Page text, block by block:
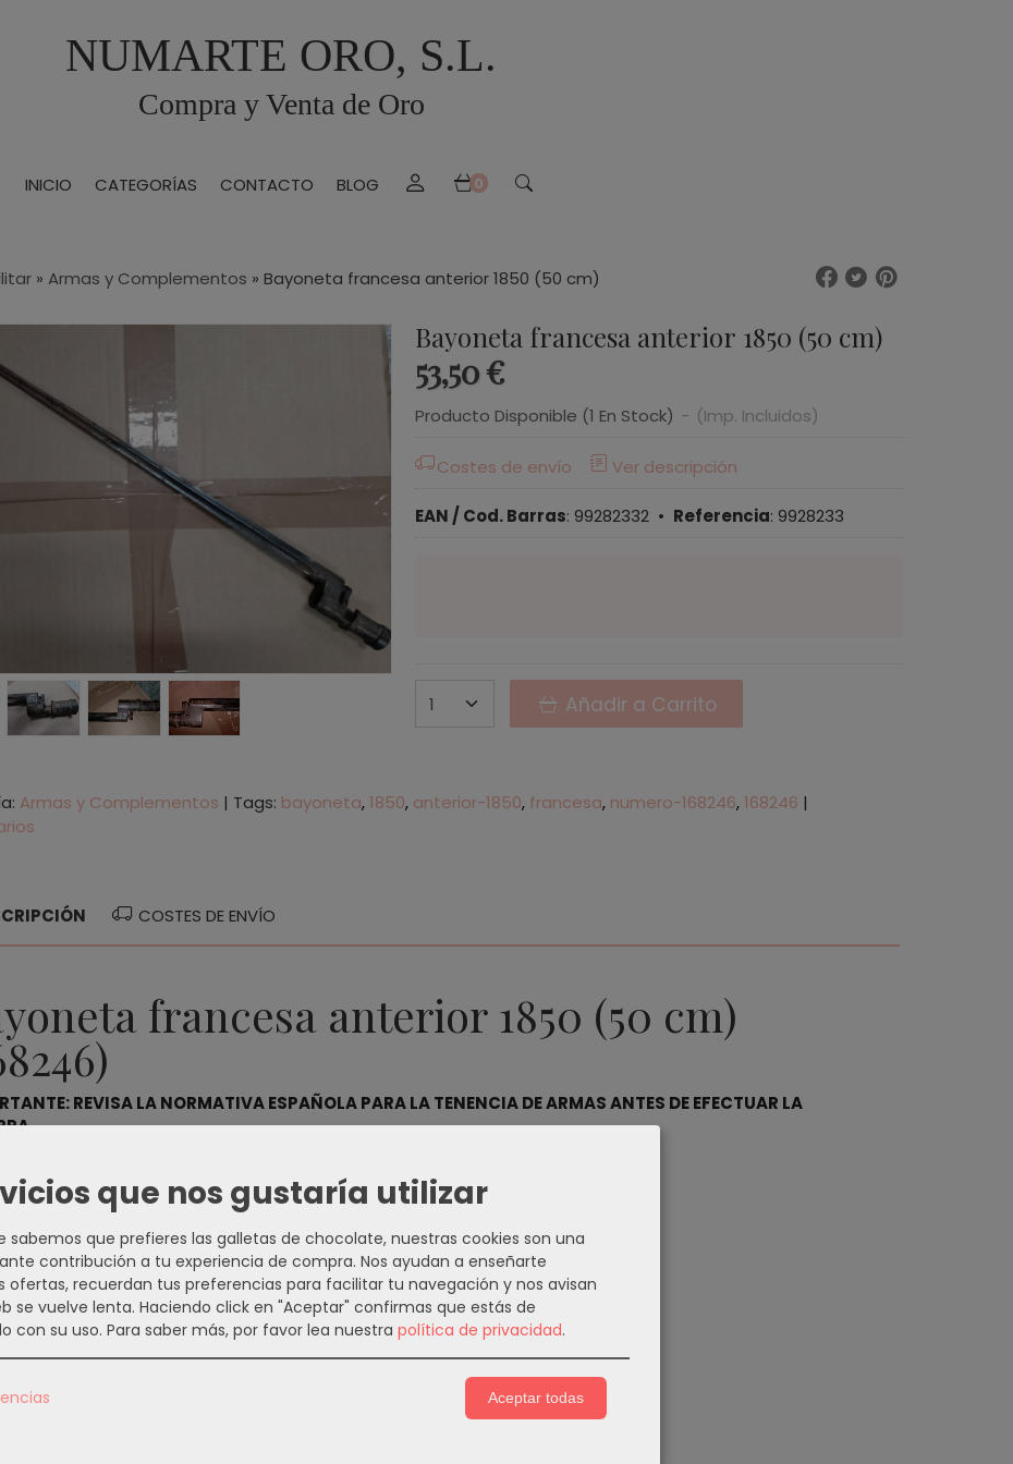
NUMARTE ORO, S.L.
Compra y Venta de Oro
INICIO CATEGORÍAS CONTACTO BLOG 0
» Armas y Complementos » Bayoneta francesa anterior 1850 (50 cm)
Bayoneta francesa anterior 1850 (50 cm)
53,50 €
Producto Disponible (1 En Stock) - (Imp. Incluidos)
Costes de envío Ver descripción
EAN / Cod. Barras: 99282332• Referencia: 9928233
Añadir a Carrito
Armas y Complementos | Tags: bayoneta 1850 anterior-1850 francesa numero-168246 168246 |
COSTES DE ENVÍO
francesa anterior 1850 (50 cm)
REVISA LA NORMATIVA ESPAÑOLA PARA LA TENENCIA DE ARMAS ANTES DE EFECTUAR LA
Relacionados
que nos gustaría utilizar
sabemos que prefieres las galletas de chocolate, nuestras cookies son una
contribución a tu experiencia de compra. Nos ayudan a enseñarte
ofertas, recuerdan tus preferencias para facilitar tu navegación y nos avisan
se vuelve lenta. Haciendo click en "Aceptar" confirmas que estás de
con su uso. Para saber más, por favor lea nuestra política de privacidad.
Aceptar todas